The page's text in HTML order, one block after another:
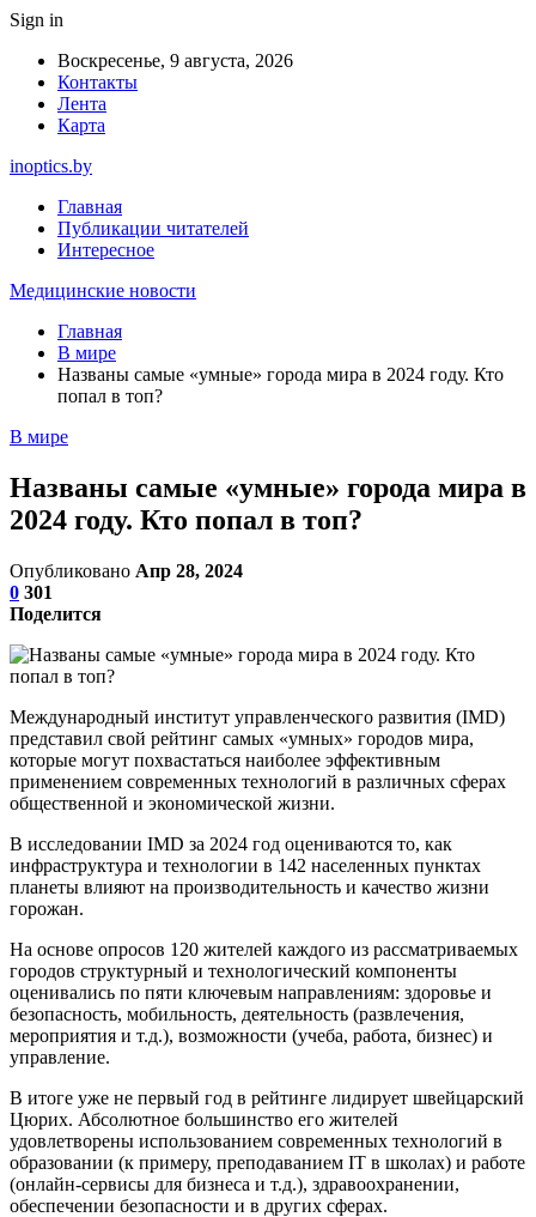
Sign in
Воскресенье, 9 августа, 2026
Контакты
Лента
Карта
inoptics.by
Главная
Публикации читателей
Интересное
Медицинские новости
Главная
В мире
Названы самые «умные» города мира в 2024 году. Кто
попал в топ?
В мире
Названы самые «умные» города мира в
2024 году. Кто попал в топ?
Опубликовано Апр 28, 2024
0 301
Поделится
Международный институт управленческого развития (IMD)
представил свой рейтинг самых «умных» городов мира,
которые могут похвастаться наиболее эффективным
применением современных технологий в различных сферах
общественной и экономической жизни.
В исследовании IMD за 2024 год оцениваются то, как
инфраструктура и технологии в 142 населенных пунктах
планеты влияют на производительность и качество жизни
горожан.
На основе опросов 120 жителей каждого из рассматриваемых
городов структурный и технологический компоненты
оценивались по пяти ключевым направлениям: здоровье и
безопасность, мобильность, деятельность (развлечения,
мероприятия и т.д.), возможности (учеба, работа, бизнес) и
управление.
В итоге уже не первый год в рейтинге лидирует швейцарский
Цюрих. Абсолютное большинство его жителей
удовлетворены использованием современных технологий в
образовании (к примеру, преподаванием IT в школах) и работе
(онлайн-сервисы для бизнеса и т.д.), здравоохранении,
обеспечении безопасности и в других сферах.